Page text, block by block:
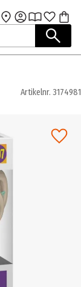
Artikelnr. 3174981